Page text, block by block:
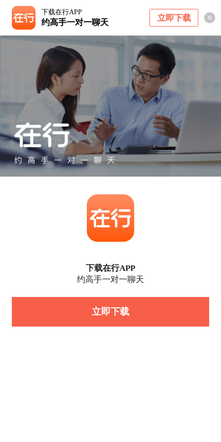
下载在行APP
约高手一对一聊天 立即下载
下载在行APP
约高手一对一聊天
立即下载